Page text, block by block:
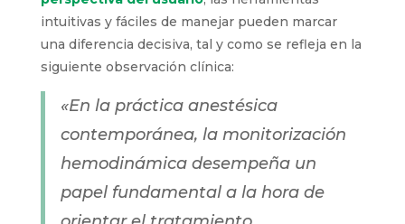
intuitivas y fáciles de manejar pueden marcar
una diferencia decisiva, tal y como se refleja en la
siguiente observación clínica:
«En la práctica anestésica
contemporánea, la monitorización
hemodinámica desempeña un
papel fundamental a la hora de